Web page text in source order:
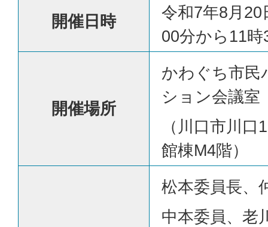
開催日時
令和7年8月20
00分から11時
開催場所
かわぐち市民
ション会議室
（川口市川
館棟M4階）
松本委員長、
中本委員、老